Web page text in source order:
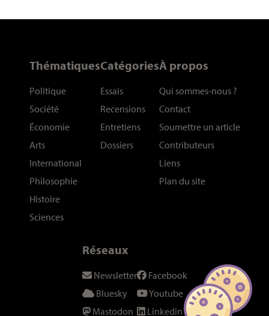
Thématiques
Politique
Société
Économie
Arts
International
Philosophie
Histoire
Sciences
Catégories
Essais
Recensions
Entretiens
Dossiers
À propos
Qui sommes-nous ?
Contact
Soumettre un article
Contributeurs
Liens
Plan du site
Réseaux
Newsletter
Bluesky
Mastodon
Facebook
Youtube
Linkedin